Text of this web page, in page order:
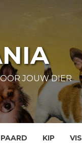
JOUW DIER
PAARD KIP VIS